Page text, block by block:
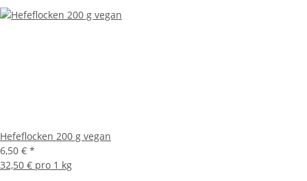
Hefeflocken 200 g vegan
6,50 € *
32,50 € pro 1 kg